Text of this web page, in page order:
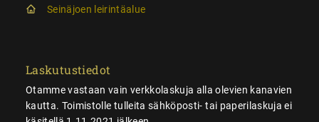
Seinäjoen leirintäalue
Laskutustiedot
Otamme vastaan vain verkkolaskuja alla olevien kanavien
kautta. Toimistolle tulleita sähköposti- tai paperilaskuja ei